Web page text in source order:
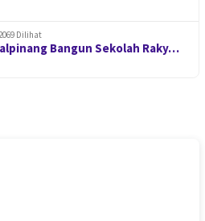
Dilihat
Bangun Sekolah Raky…